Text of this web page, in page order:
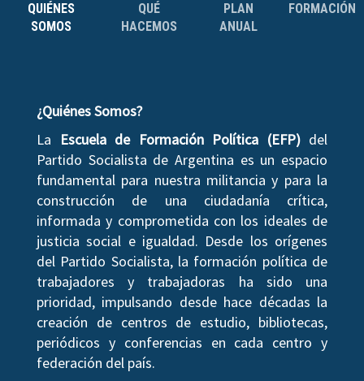
QUIÉNES
SOMOS
QUÉ
HACEMOS
PLAN
ANUAL
FORMACIÓN
¿Quiénes Somos?
La
Escuela de Formación Política (EFP)del
Partido Socialista de Argentina es un espacio
fundamental para nuestra militancia y para la
construcción de una ciudadanía crítica,
informada y comprometida con los ideales de
justicia social e igualdad. Desde los orígenes
del Partido Socialista, la formación política de
trabajadores y trabajadoras ha sido una
prioridad, impulsando desde hace décadas la
creación de centros de estudio, bibliotecas,
periódicos y conferencias en cada centro y
federación del país.